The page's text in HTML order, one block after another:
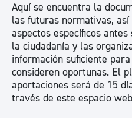
Aquí se encuentra la
las futuras normativas,
aspectos específicos
la ciudadanía y las
información suficiente
consideren oportunas. El
aportaciones será de 15
través de este espacio